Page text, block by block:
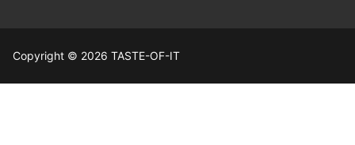
Copyright © 2026 TASTE-OF-IT